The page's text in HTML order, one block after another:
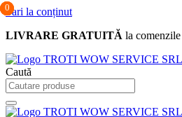
Sari la conținut
LIVRARE GRATUITĂ la
0
Caută
0
0